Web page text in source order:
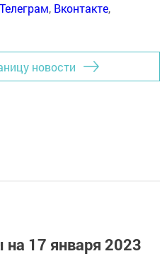
Телеграм, Вконтакте,
новости
17 января 2023